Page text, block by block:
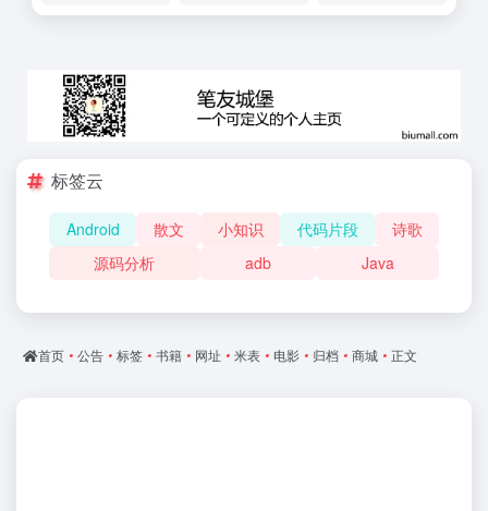
标签云
Android 散文 小知识 代码片段
诗歌
源码分析
adb Java
首页 • 公告 • 标签 • 书籍 • 网址 • 米表 • 电影 • 归档 • 商城 • 正文